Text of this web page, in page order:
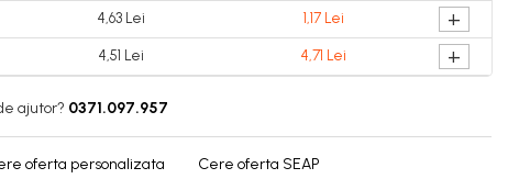
4,63 Lei 1,17 Lei +
4,51 Lei 4,71 Lei +
ajutor? 0371.097.957
oferta personalizata Cere oferta SEAP